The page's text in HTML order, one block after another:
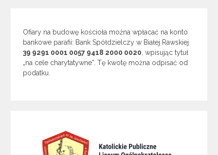
Ofiary na budowę kościoła można wpłacać na konto
bankowe parafii: Bank Spółdzielczy w Białej Rawskiej
39 9291 0001 0057 9418 2000 0020 , wpisując tytuł
„na cele charytatywne”. Tę kwotę można odpisać od
podatku.